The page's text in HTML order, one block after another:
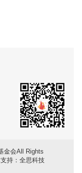
金会All Rights
持：全思科技